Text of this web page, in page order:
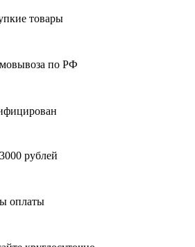
товары
по РФ
рублей
оплаты